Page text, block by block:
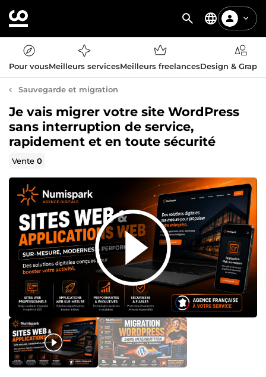
Pour vousMeilleurs servicesMeilleurs freelancesDesign &
Sauvegarde et migration
Je vais migrer votre site WordPress
sans interruption de service,
rapidement et en toute sécurité
Vente0